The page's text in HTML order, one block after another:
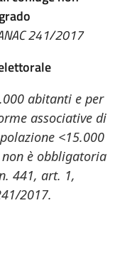
241/2017
abitanti e per
associative di
<15.000
è obbligatoria
441, art. 1,
2017.